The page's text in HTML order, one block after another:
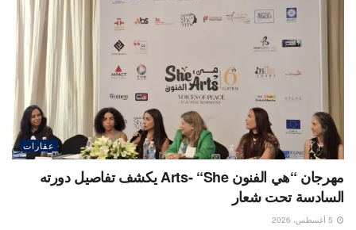
عقارات
مهرجان “هي الفنون Arts- “She يكشف تفاصيل دورته
السادسة تحت شعار